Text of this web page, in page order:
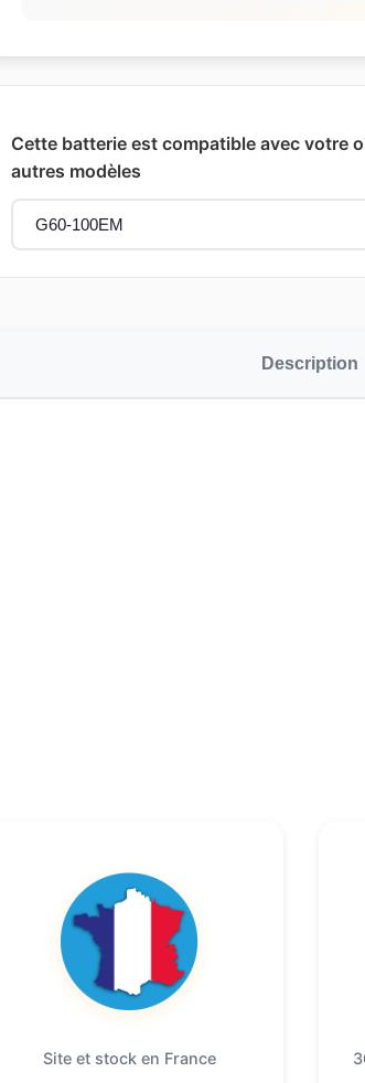
Cette batterie est compatible avec votre
autres modèles
Description
Site et stock en France